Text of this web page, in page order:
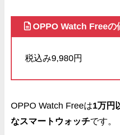
OPPO Watch Freeの
税込み9,980円
OPPO Watch Freeは1万円
なスマートウォッチです。